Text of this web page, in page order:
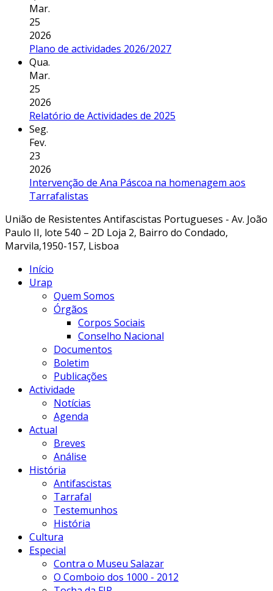
Mar.
25
2026
Plano de actividades 2026/2027
Qua.
Mar.
25
2026
Relatório de Actividades de 2025
Seg.
Fev.
23
2026
Intervenção de Ana Páscoa na homenagem aos
Tarrafalistas
União de Resistentes Antifascistas Portugueses - Av. João
Paulo II, lote 540 – 2D Loja 2, Bairro do Condado,
Marvila,1950-157, Lisboa
Início
Urap
Quem Somos
Órgãos
Corpos Sociais
Conselho Nacional
Documentos
Boletim
Publicações
Actividade
Notícias
Agenda
Actual
Breves
Análise
História
Antifascistas
Tarrafal
Testemunhos
História
Cultura
Especial
Contra o Museu Salazar
O Comboio dos 1000 - 2012